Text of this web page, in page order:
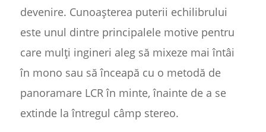
devenire. Cunoașterea puterii echilibrului
este unul dintre principalele motive pentru
care mulți ingineri aleg să mixeze mai întâi
în mono sau să înceapă cu o metodă de
panoramare LCR în minte, înainte de a se
extinde la întregul câmp stereo.